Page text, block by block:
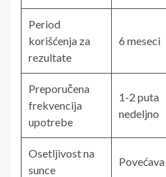
Period
korišćenja za
rezultate
6 meseci
Preporučena
frekvencija
upotrebe
1-2 puta
nedeljno
Osetljivost na
sunce
Povećava